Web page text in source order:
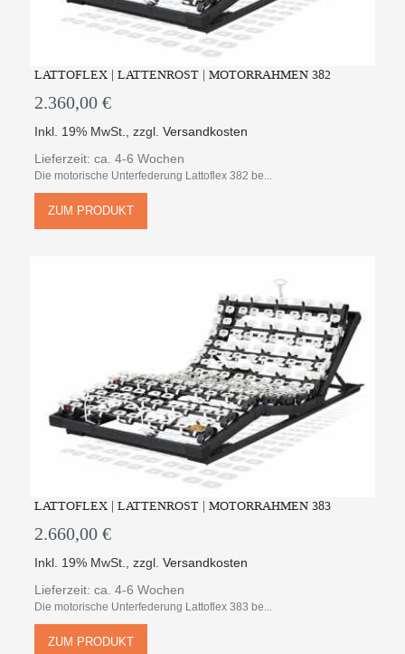
LATTOFLEX | LATTENROST | MOTORRAHMEN 382
2.360,00 €
Inkl. 19% MwSt. ,zzgl.Versandkosten
Lieferzeit: ca. 4-6 Wochen
Die motorische Unterfederung Lattoflex 382 be...
ZUM PRODUKT
LATTOFLEX | LATTENROST | MOTORRAHMEN 383
2.660,00 €
Inkl. 19% MwSt.,zzgl.Versandkosten
Lieferzeit: ca. 4-6 Wochen
Die motorische Unterfederung Lattoflex 383 be...
ZUM PRODUKT